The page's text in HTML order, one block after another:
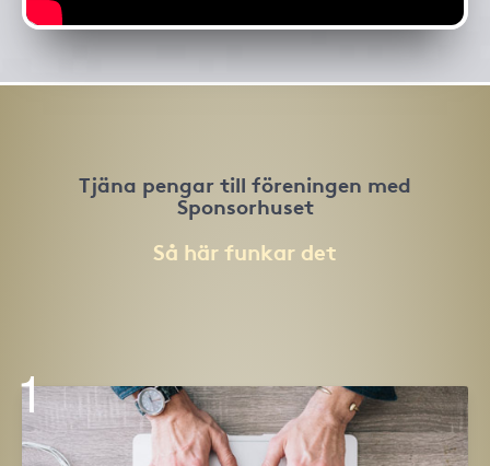
Tjäna pengar till föreningen med
Sponsorhuset
Så här funkar det
1